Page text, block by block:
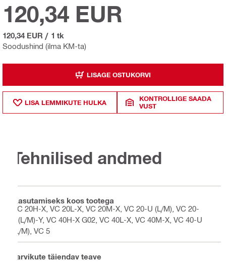
Soodushind (ilma KM-ta)
120,34 EUR
120,34 EUR / 1 tk
LISAGE OSTUKORVI
LISA LEMMIKUTE HULKA
KONTROLLIGE SAADA
VUST
Tehnilised andmed
Kasutamiseks koos tootega
VC 20H-X, VC 20L-X, VC 20M-X, VC 20-U (L/M), VC 20-
U(L/M)-Y, VC 40H-X G02, VC 40L-X, VC 40M-X, VC 40-U
(L/M), VC 5
Tarvikute täiendav teave